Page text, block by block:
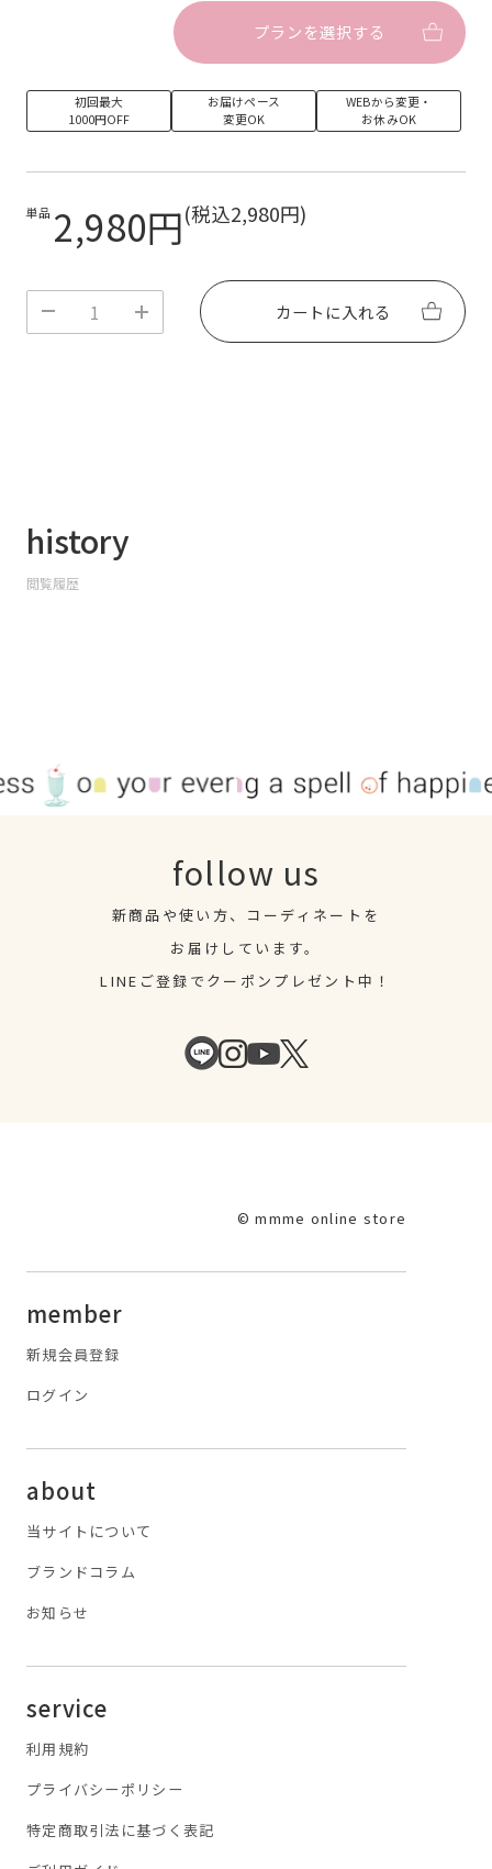
弱くなります。ご使用前はせっけんで手をよく洗い、
アルコールパッドなどで爪と指の油分をしっかりふき
取ってください。また、接着面をできるだけ指で触ら
〇オフの際はネイルオイルなどを爪になじませ、付属
のウッドスティックでゆっくり剥がしてください。爪
を傷めますので絶対に無理にシールを剥がさないでく
〇ネイルの色味は写真と実物で異なる場合がございま
〇爪および皮膚に異常がある場合は使用しないでくだ
さい。爪の状態によってはUV/LEDライト照射時に熱
〇付属のウッドスティックは先端が尖っていますの
で、取り扱いにはご注意ください。
〇お子様やペットの手の届かないところに保管してく
プランを選択する
初回最大
1000円OFF
お届けペース
変更OK
WEBから変更・
お休みOK
単品 2,980円(税込2,980円)
カートに入れる
history
閲覧履歴
follow us
新商品や使い方、コーディネートを
お届けしています。
LINEご登録でクーポンプレゼント中！
© mmme online store
member
新規会員登録
ログイン
about
当サイトについて
ブランドコラム
お知らせ
service
利用規約
プライバシーポリシー
特定商取引法に基づく表記